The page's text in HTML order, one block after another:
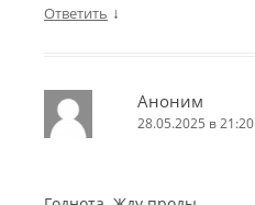
Ответить ↓
Аноним
28.05.2025 в 21:20